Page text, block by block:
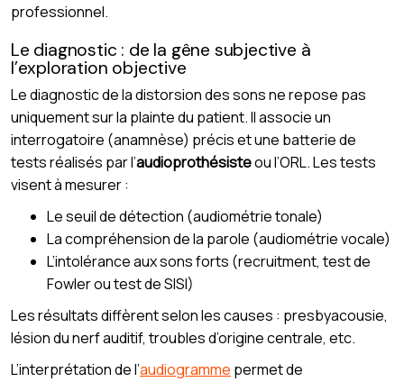
professionnel.
Le diagnostic : de la gêne subjective à
l’exploration objective
Le diagnostic de la distorsion des sons ne repose pas
uniquement sur la plainte du patient. Il associe un
interrogatoire (anamnèse) précis et une batterie de
tests réalisés par l’audioprothésisteou l’ORL. Les tests
visent à mesurer :
Le seuil de détection (audiométrie tonale)
La compréhension de la parole (audiométrie vocale)
L’intolérance aux sons forts (recruitment, test de
Fowler ou test de SISI)
Les résultats diffèrent selon les causes : presbyacousie,
lésion du nerf auditif, troubles d’origine centrale, etc.
L’interprétation de l’audiogramme permet de